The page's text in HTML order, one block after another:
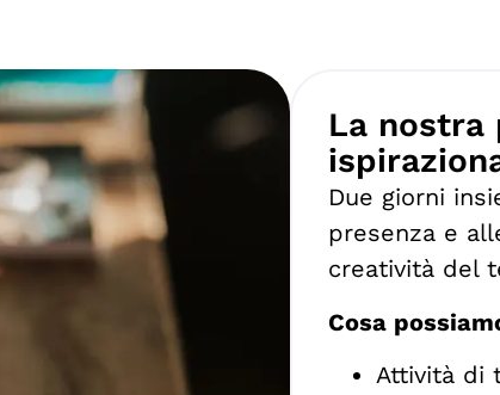
La nostra
Due giorni
presenza e
creatività del
Cosa
Attività di